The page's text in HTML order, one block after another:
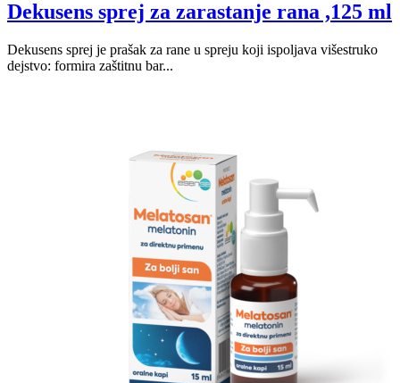
Dekusens sprej za zarastanje rana ,125 ml
Dekusens sprej je prašak za rane u spreju koji ispoljava višestruko
dejstvo: formira zaštitnu bar...